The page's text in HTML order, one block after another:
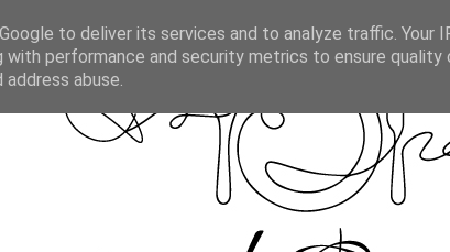
to deliver its services and to analyze traffic. Your
with performance and security metrics to ensure quality
abuse.